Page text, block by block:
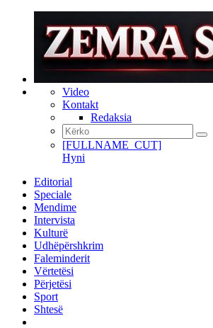
Video
Kontakt
Redaksia
[FULLNAME_CUT]
Hyni
Editorial
Speciale
Mendime
Intervista
Kulturë
Udhëpërshkrim
Faleminderit
Vërtetësi
Përjetësi
Sport
Shtesë